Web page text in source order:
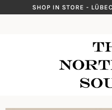
to
SHOP IN STORE -